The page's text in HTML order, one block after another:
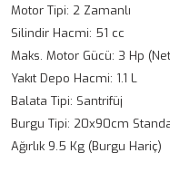
Motor Tipi: 2 Zamanlı
Silindir Hacmi: 51 cc
Maks. Motor Gücü: 3 Hp
Yakıt Depo Hacmi: 1.1 L
Balata Tipi: Santrifüj
Burgu Tipi: 20x90cm
Ağırlık 9.5 Kg (Burgu Hariç)